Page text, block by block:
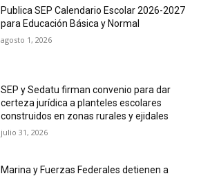
Publica SEP Calendario Escolar 2026-2027
para Educación Básica y Normal
agosto 1, 2026
SEP y Sedatu firman convenio para dar
certeza jurídica a planteles escolares
construidos en zonas rurales y ejidales
julio 31, 2026
Marina y Fuerzas Federales detienen a